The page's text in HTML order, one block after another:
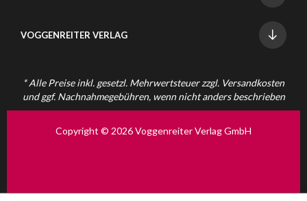
VOGGENREITER VERLAG
* Alle Preise inkl. gesetzl. Mehrwertsteuer zzgl. Versandkosten
und ggf. Nachnahmegebühren, wenn nicht anders beschrieben
Copyright © 2026 Voggenreiter Verlag GmbH